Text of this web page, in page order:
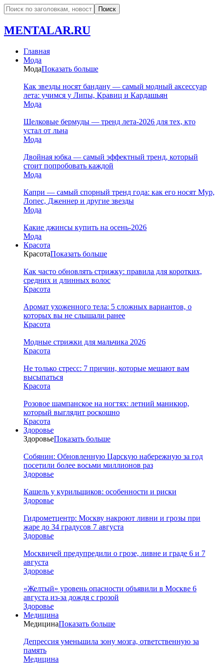
MENTALAR.RU
Главная
Мода
МодаПоказать больше
Как звезды носят бандану — самый модный аксессуар
лета: учимся у Липы, Кравиц и Кардашьян
Мода
Шелковые бермуды — тренд лета-2026 для тех, кто
устал от льна
Мода
Двойная юбка — самый эффектный тренд, который
стоит попробовать каждой
Мода
Капри — самый спорный тренд года: как его носят Мур,
Лопес, Дженнер и другие звезды
Мода
Какие джинсы купить на осень-2026
Мода
Красота
КрасотаПоказать больше
Как часто обновлять стрижку: правила для коротких,
средних и длинных волос
Красота
Аромат ухоженного тела: 5 сложных вариантов, о
которых вы не слышали ранее
Красота
Модные стрижки для мальчика 2026
Красота
Не только стресс: 7 причин, которые мешают вам
высыпаться
Красота
Розовое шампанское на ногтях: летний маникюр,
который выглядит роскошно
Красота
Здоровье
ЗдоровьеПоказать больше
Собянин: Обновленную Царскую набережную за год
посетили более восьми миллионов раз
Здоровье
Кашель у курильщиков: особенности и риски
Здоровье
Гидрометцентр: Москву накроют ливни и грозы при
жаре до 34 градусов 7 августа
Здоровье
Москвичей предупредили о грозе, ливне и граде 6 и 7
августа
Здоровье
«Желтый» уровень опасности объявили в Москве 6
августа из-за дождя с грозой
Здоровье
Медицина
МедицинаПоказать больше
Депрессия уменьшила зону мозга, ответственную за
память
Медицина